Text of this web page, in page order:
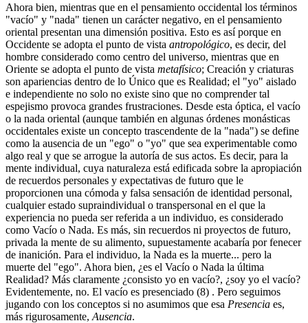
Ahora bien, mientras que en el pensamiento occidental los términos
"vacío" y "nada" tienen un carácter negativo, en el pensamiento
oriental presentan una dimensión positiva. Esto es así porque en
Occidente se adopta el punto de vista antropológico, es decir, del
hombre considerado como centro del universo, mientras que en
Oriente se adopta el punto de vista metafísico; Creación y criaturas
son apariencias dentro de lo Único que es Realidad; el "yo" aislado
e independiente no solo no existe sino que no comprender tal
espejismo provoca grandes frustraciones. Desde esta óptica, el vacío
o la nada oriental (aunque también en algunas órdenes monásticas
occidentales existe un concepto trascendente de la "nada") se define
como la ausencia de un "ego" o "yo" que sea experimentable como
algo real y que se arrogue la autoría de sus actos. Es decir, para la
mente individual, cuya naturaleza está edificada sobre la apropiación
de recuerdos personales y expectativas de futuro que le
proporcionen una cómoda y falsa sensación de identidad personal,
cualquier estado supraindividual o transpersonal en el que la
experiencia no pueda ser referida a un individuo, es considerado
como Vacío o Nada. Es más, sin recuerdos ni proyectos de futuro,
privada la mente de su alimento, supuestamente acabaría por fenecer
de inanición. Para el individuo, la Nada es la muerte... pero la
muerte del "ego". Ahora bien, ¿es el Vacío o Nada la última
Realidad? Más claramente ¿consisto yo en vacío?, ¿soy yo el vacío?
Evidentemente, no. El vacío es presenciado (8) . Pero seguimos
jugando con los conceptos si no asumimos que esa Presencia es,
más rigurosamente, Ausencia.